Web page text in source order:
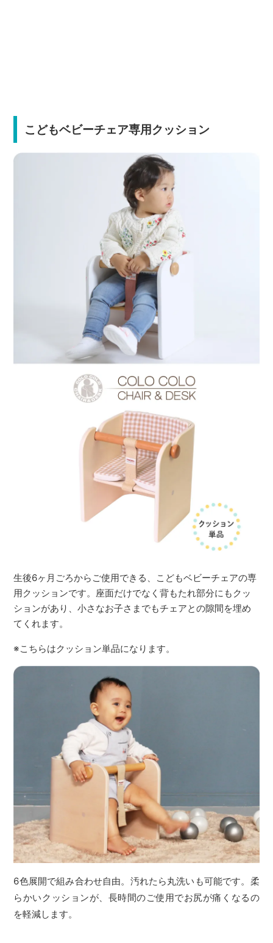
こどもベビーチェア専用クッション
生後6ヶ月ごろからご使用できる、こどもベビーチェアの専
用クッションです。座面だけでなく背もたれ部分にもクッ
ションがあり、小さなお子さまでもチェアとの隙間を埋め
てくれます。
※こちらはクッション単品になります。
6色展開で組み合わせ自由。汚れたら丸洗いも可能です。柔
らかいクッションが、長時間のご使用でお尻が痛くなるの
を軽減します。